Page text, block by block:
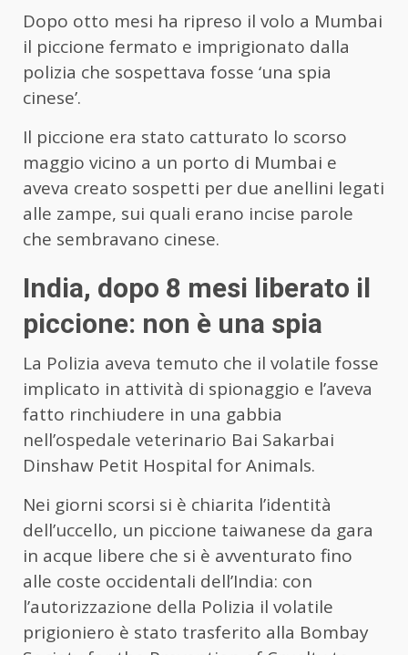
Dopo otto mesi ha ripreso il volo a Mumbai
il piccione fermato e imprigionato dalla
polizia che sospettava fosse ‘una spia
cinese’.
Il piccione era stato catturato lo scorso
maggio vicino a un porto di Mumbai e
aveva creato sospetti per due anellini legati
alle zampe, sui quali erano incise parole
che sembravano cinese.
India, dopo 8 mesi liberato il
piccione: non è una spia
La Polizia aveva temuto che il volatile fosse
implicato in attività di spionaggio e l’aveva
fatto rinchiudere in una gabbia
nell’ospedale veterinario Bai Sakarbai
Dinshaw Petit Hospital for Animals.
Nei giorni scorsi si è chiarita l’identità
dell’uccello, un piccione taiwanese da gara
in acque libere che si è avventurato fino
alle coste occidentali dell’India: con
l’autorizzazione della Polizia il volatile
prigioniero è stato trasferito alla Bombay